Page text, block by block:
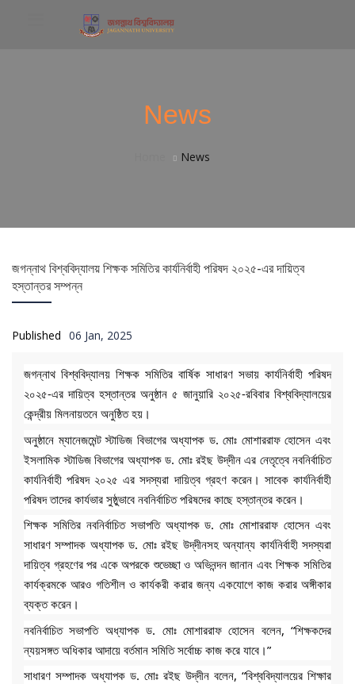
News
News
জগন্নাথ বিশ্ববিদ্যালয় শিক্ষক সমিতির কার্যনির্বাহী পরিষদ ২০২৫-এর দায়িত্ব
হস্তান্তর সম্পন্ন
Published 06 Jan, 2025
জগন্নাথ বিশ্ববিদ্যালয় শিক্ষক সমিতির বার্ষিক সাধারণ সভায় কার্যনির্বাহী পরিষদ
২০২৫-এর দায়িত্ব হস্তান্তর অনুষ্ঠান ৫ জানুয়ারি ২০২৫-রবিবার বিশ্ববিদ্যালয়ের
কেন্দ্রীয় মিলনায়তনে অনুষ্ঠিত হয়।
অনুষ্ঠানে ম্যানেজমেন্ট স্টাডিজ বিভাগের অধ্যাপক ড. মোঃ মোশাররাফ হোসেন এবং
ইসলামিক স্টাডিজ বিভাগের অধ্যাপক ড. মোঃ রইছ উদ্‌দীন এর নেতৃত্বে নবনির্বাচিত
কার্যনির্বাহী পরিষদ ২০২৫ এর সদস্যরা দায়িত্ব গ্রহণ করেন। সাবেক কার্যনির্বাহী
পরিষদ তাদের কার্যভার সুষ্ঠুভাবে নবনির্বাচিত পরিষদের কাছে হস্তান্তর করেন।
শিক্ষক সমিতির নবনির্বাচিত সভাপতি অধ্যাপক ড. মোঃ মোশাররাফ হোসেন এবং
সাধারণ সম্পাদক অধ্যাপক ড. মোঃ রইছ উদ্‌দীনসহ অন্যান্য কার্যনির্বাহী সদস্যরা
দায়িত্ব গ্রহণের পর একে অপরকে শুভেচ্ছা ও অভিনন্দন জানান এবং শিক্ষক সমিতির
কার্যক্রমকে আরও গতিশীল ও কার্যকরী করার জন্য একযোগে কাজ করার অঙ্গীকার
ব্যক্ত করেন।
নবনির্বাচিত সভাপতি অধ্যাপক ড. মোঃ মোশাররাফ হোসেন বলেন, “শিক্ষকদের
ন্যয়সঙ্গত অধিকার আদায়ে বর্তমান সমিতি সর্বোচ্চ কাজ করে যাবে।”
সাধারণ সম্পাদক অধ্যাপক ড. মোঃ রইছ উদ্‌দীন বলেন, “বিশ্ববিদ্যালয়ের শিক্ষার